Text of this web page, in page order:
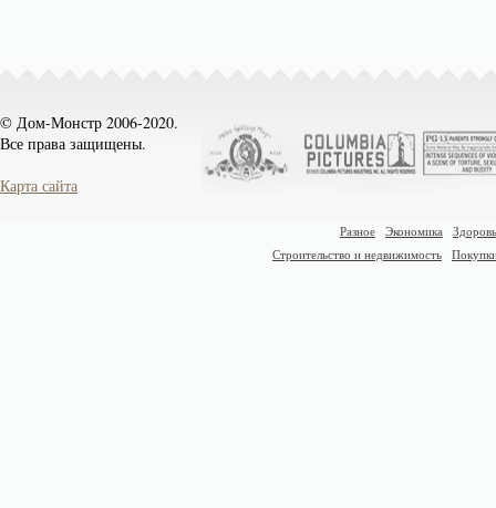
© Дом-Монстр 2006-2020.
Все права защищены.
Карта сайта
Разное Экономика
Строительство и недвижимость